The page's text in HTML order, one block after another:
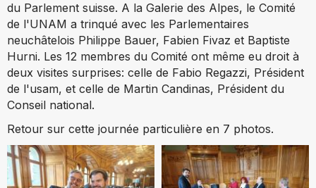
du Parlement suisse. A la Galerie des Alpes, le Comité
de l'UNAM a trinqué avec les Parlementaires
neuchâtelois Philippe Bauer, Fabien Fivaz et Baptiste
Hurni. Les 12 membres du Comité ont même eu droit à
deux visites surprises: celle de Fabio Regazzi, Président
de l'usam, et celle de Martin Candinas, Président du
Conseil national.
Retour sur cette journée particulière en 7 photos.